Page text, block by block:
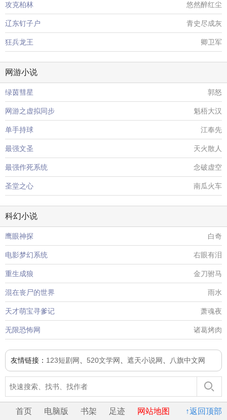
攻克柏林 悠然醉红尘
辽东钉子户 青史尽成灰
狂兵龙王 卿卫军
网游小说
绿茵彗星 郭怒
网游之虚拟同步 魁梧大汉
单手持球 江奉先
最强文圣 天火散人
最强作死系统 念破虚空
圣堂之心 南瓜火车
科幻小说
鹰眼神探 白奇
电影梦幻系统 右眼有泪
重生成狼 金刀驸马
混在丧尸的世界 雨水
天才萌宝寻爹记 萧魂夜
无限恐怖网 诸葛烤肉
友情链接： 123短剧网 520文学网 遮天小说网 八旗中文网
↑返回顶部
首页 电脑版 书架 足迹 网站地图